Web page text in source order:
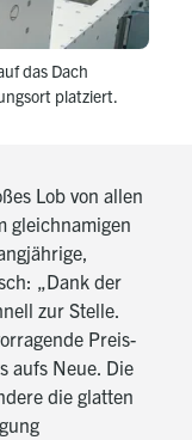
das Dach
platziert.
Lob von allen
gleichnamigen
„Dank der
zur Stelle.
Preis-
aufs Neue. Die
die glatten